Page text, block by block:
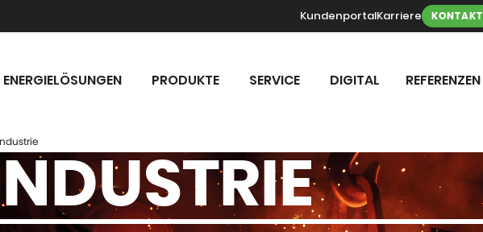
KundenportalKarriere KONTAKT
ENERGIELÖSUNGEN PRODUKTE SERVICE DIGITAL REFERENZEN